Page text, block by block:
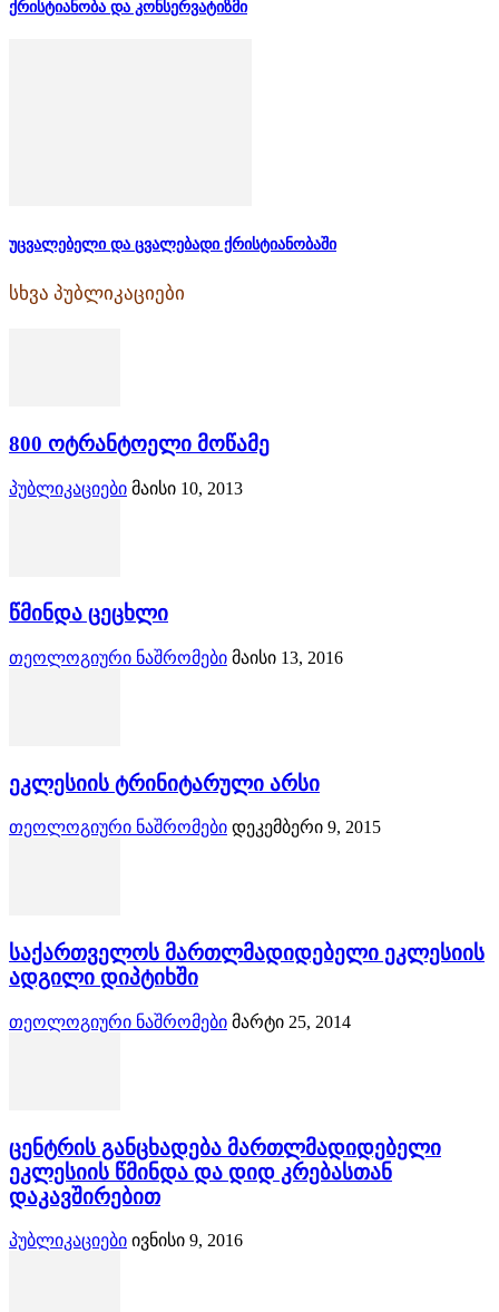
ქრისტიანობა და კონსერვატიზმი
უცვალებელი და ცვალებადი ქრისტიანობაში
სხვა პუბლიკაციები
800 ოტრანტოელი მოწამე
პუბლიკაციები მაისი 10, 2013
წმინდა ცეცხლი
თეოლოგიური ნაშრომები მაისი 13, 2016
ეკლესიის ტრინიტარული არსი
თეოლოგიური ნაშრომები დეკემბერი 9, 2015
საქართველოს მართლმადიდებელი ეკლესიის
ადგილი დიპტიხში
თეოლოგიური ნაშრომები მარტი 25, 2014
ცენტრის განცხადება მართლმადიდებელი
ეკლესიის წმინდა და დიდ კრებასთან
დაკავშირებით
პუბლიკაციები ივნისი 9, 2016